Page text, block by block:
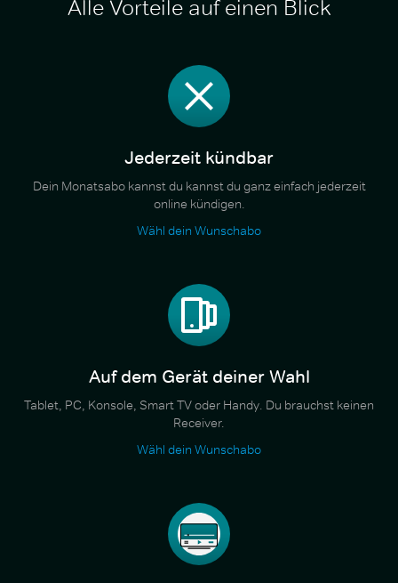
Alle Vorteile auf einen Blick
Jederzeit kündbar
Dein Monatsabo kannst du kannst du ganz einfach jederzeit
online kündigen.
Wähl dein Wunschabo
Auf dem Gerät deiner Wahl
Tablet, PC, Konsole, Smart TV oder Handy. Du brauchst keinen
Receiver.
Wähl dein Wunschabo